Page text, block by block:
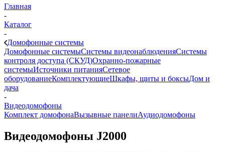
Главная
-
Каталог
-
Домофонные системы
Домофонные системыСистемы видеонаблюденияСистемы
контроля доступа (СКУД)Охранно-пожарные
системыИсточники питанияСетевое
оборудованиеКомплектующиеШкафы, щиты и боксыДом и
дача
-
Видеодомофоны
Комплект домофонаВызывные панелиАудиодомофоны
Видеодомофоны J2000